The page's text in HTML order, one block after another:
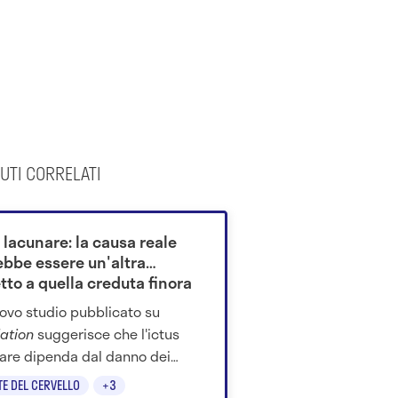
CORRELATI
DEL CERVELLO +3
la causa reale
essere un'altra
a quella creduta finora
studio pubblicato su
suggerisce che l'ictus
dipenda dal danno dei
vasi cerebrali più che